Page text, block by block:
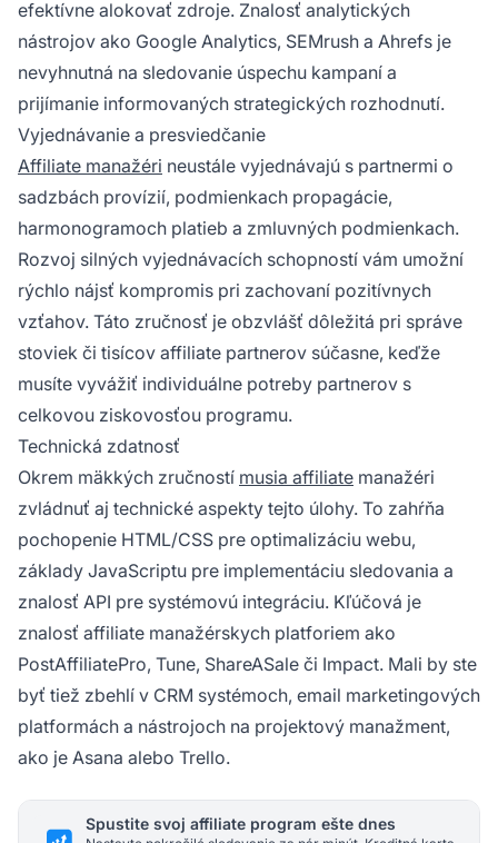
efektívne alokovať zdroje. Znalosť analytických
nástrojov ako Google Analytics, SEMrush a Ahrefs je
nevyhnutná na sledovanie úspechu kampaní a
prijímanie informovaných strategických rozhodnutí.
Vyjednávanie a presviedčanie
Affiliate manažéri neustále vyjednávajú s partnermi o
sadzbách provízií, podmienkach propagácie,
harmonogramoch platieb a zmluvných podmienkach.
Rozvoj silných vyjednávacích schopností vám umožní
rýchlo nájsť kompromis pri zachovaní pozitívnych
vzťahov. Táto zručnosť je obzvlášť dôležitá pri správe
stoviek či tisícov affiliate partnerov súčasne, keďže
musíte vyvážiť individuálne potreby partnerov s
celkovou ziskovosťou programu.
Technická zdatnosť
Okrem mäkkých zručností musia affiliate manažéri
zvládnuť aj technické aspekty tejto úlohy. To zahŕňa
pochopenie HTML/CSS pre optimalizáciu webu,
základy JavaScriptu pre implementáciu sledovania a
znalosť API pre systémovú integráciu. Kľúčová je
znalosť affiliate manažérskych platforiem ako
PostAffiliatePro, Tune, ShareASale či Impact. Mali by ste
byť tiež zbehlí v CRM systémoch, email marketingových
platformách a nástrojoch na projektový manažment,
ako je Asana alebo Trello.
Spustite svoj affiliate program ešte dnes